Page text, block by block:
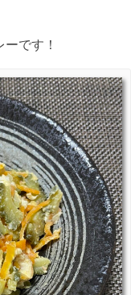
です！